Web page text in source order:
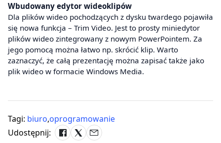
Wbudowany edytor wideoklipów
Dla plików wideo pochodzących z dysku twardego pojawiła
się nowa funkcja – Trim Video. Jest to prosty miniedytor
plików wideo zintegrowany z nowym PowerPointem. Za
jego pomocą można łatwo np. skrócić klip. Warto
zaznaczyć, że całą prezentację można zapisać także jako
plik wideo w formacie Windows Media.
Tagi: biuro,oprogramowanie
Udostępnij: